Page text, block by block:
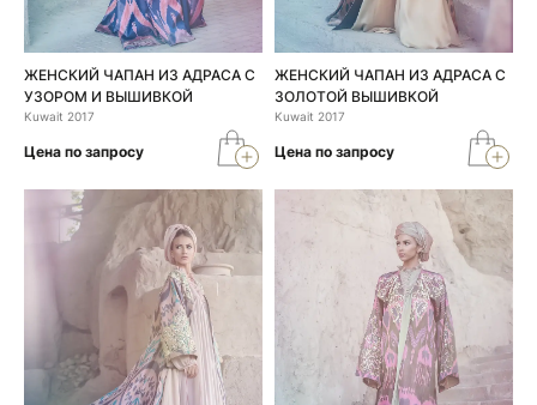
ЖЕНСКИЙ ЧАПАН ИЗ АДРАСА С
УЗОРОМ И ВЫШИВКОЙ
Kuwait 2017
Цена по запросу
ЖЕНСКИЙ ЧАПАН ИЗ АДРАСА С
ЗОЛОТОЙ ВЫШИВКОЙ
Kuwait 2017
Цена по запросу